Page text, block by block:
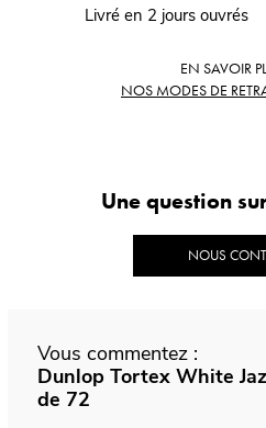
Livré en 2 jours ouvrés
EN SAVOIR
NOS MODES DE
Une question
NOUS
Vous commentez :
Dunlop Tortex White
de 72